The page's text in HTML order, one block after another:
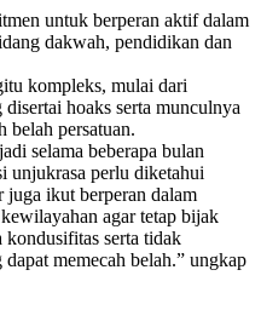
untuk berperan aktif dalam
dakwah, pendidikan dan
kompleks, mulai dari
hoaks serta munculnya
belah persatuan.
selama beberapa bulan
unjukrasa perlu diketahui
juga ikut berperan dalam
agar tetap bijak
kondusifitas serta tidak
memecah belah.” ungkap